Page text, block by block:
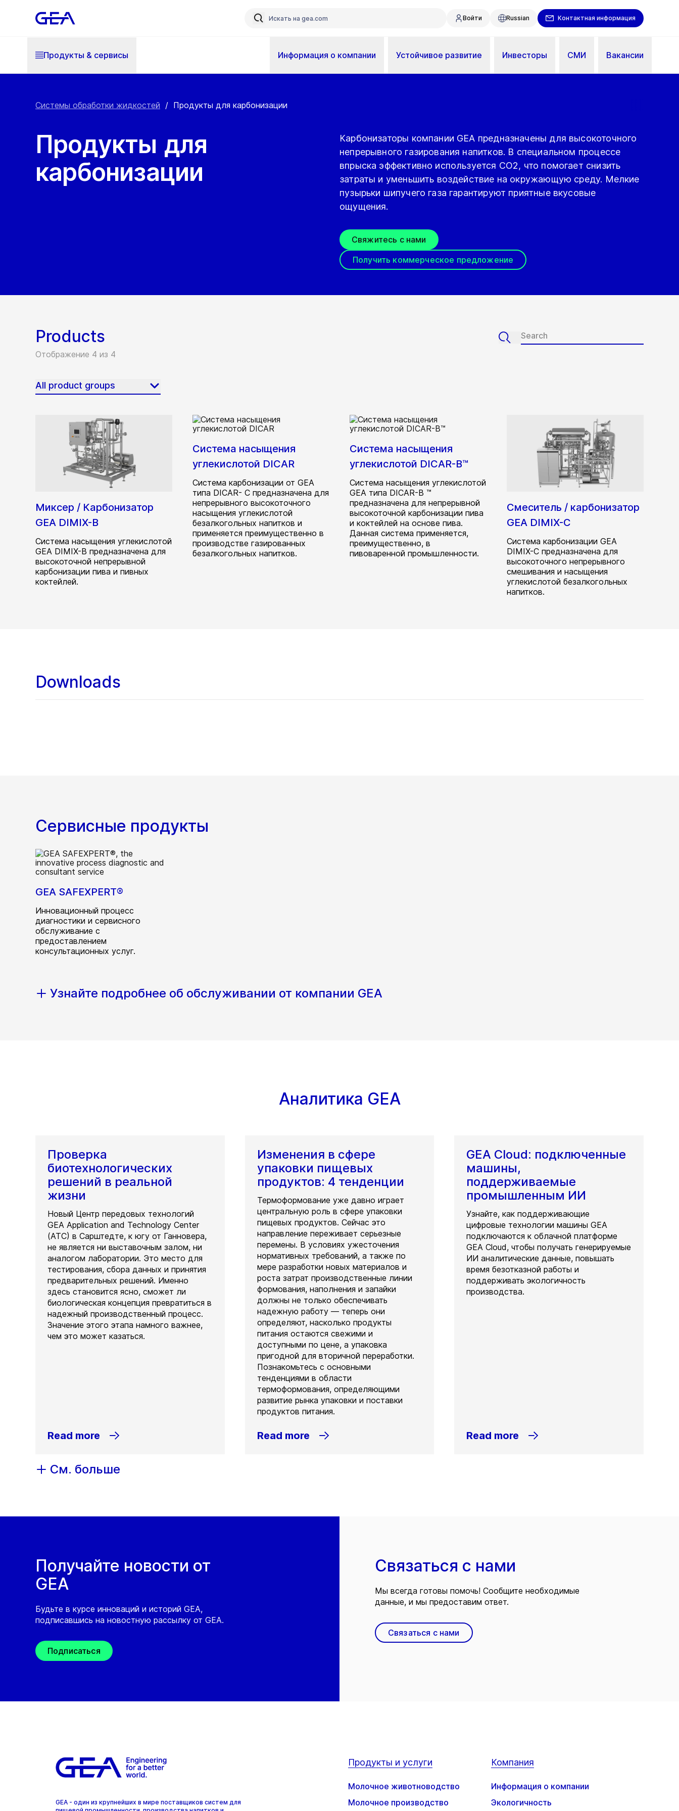
Войти Russian Контактная информация
Продукты & cервисы Информация о компании Устойчивое развитие Инвесторы СМИ Вакансии
Системы обработки жидкостей / Продукты для карбонизации
Продукты для
карбонизации
Карбонизаторы компании GEA предназначены для высокоточного
непрерывного газирования напитков. В специальном процессе
впрыска эффективно используется CO2, что помогает снизить
затраты и уменьшить воздействие на окружающую среду. Мелкие
пузырьки шипучего газа гарантируют приятные вкусовые
ощущения.
Свяжитесь с нами
Получить коммерческое предложение
Products
Отображение 4 из 4
All product groups
Миксер / Карбонизатор
GEA DIMIX-B
Система насыщения углекислотой
GEA DIMIX-B предназначена для
высокоточной непрерывной
карбонизации пива и пивных
коктейлей.
Система насыщения
углекислотой DICAR
Система карбонизации от GEA
типа DICAR- C предназначена для
непрерывного высокоточного
насыщения углекислотой
безалкогольных напитков и
применяется преимущественно в
производстве газированных
безалкогольных напитков.
Система насыщения
углекислотой DICAR-B™
Система насыщения углекислотой
GEA типа DICAR-B ™
предназначена для непрерывной
высокоточной карбонизации пива
и коктейлей на основе пива.
Данная система применяется,
преимущественно, в
пивоваренной промышленности.
Смеситель / карбонизатор
GEA DIMIX-C
Система карбонизации GEA
DIMIX-C предназначена для
высокоточного непрерывного
смешивания и насыщения
углекислотой безалкогольных
напитков.
Downloads
Сервисные продукты
GEA SAFEXPERT®
Инновационный процесс
диагностики и сервисного
обслуживание с
предоставлением
консультационных услуг.
Узнайте подробнее об обслуживании от компании GEA
Аналитика GEA
Проверка
биотехнологических
решений в реальной
жизни
Новый Центр передовых технологий
GEA Application and Technology Center
(ATC) в Сарштедте, к югу от Ганновера,
не является ни выставочным залом, ни
аналогом лаборатории. Это место для
тестирования, сбора данных и принятия
предварительных решений. Именно
здесь становится ясно, сможет ли
биологическая концепция превратиться в
надежный производственный процесс.
Значение этого этапа намного важнее,
чем это может казаться.
Read more
Изменения в сфере
упаковки пищевых
продуктов: 4 тенденции
Термоформование уже давно играет
центральную роль в сфере упаковки
пищевых продуктов. Сейчас это
направление переживает серьезные
перемены. В условиях ужесточения
нормативных требований, а также по
мере разработки новых материалов и
роста затрат производственные линии
формования, наполнения и запайки
должны не только обеспечивать
надежную работу — теперь они
определяют, насколько продукты
питания остаются свежими и
доступными по цене, а упаковка
пригодной для вторичной переработки.
Познакомьтесь с основными
тенденциями в области
термоформования, определяющими
развитие рынка упаковки и поставки
продуктов питания.
Read more
GEA Cloud: подключенные
машины,
поддерживаемые
промышленным ИИ
Узнайте, как поддерживающие
цифровые технологии машины GEA
подключаются к облачной платформе
GEA Cloud, чтобы получать генерируемые
ИИ аналитические данные, повышать
время безотказной работы и
поддерживать экологичность
производства.
Read more
См. больше
Получайте новости от
GEA
Будьте в курсе инноваций и историй GEA,
подписавшись на новостную рассылку от GEA.
Подписаться
Связаться с нами
Мы всегда готовы помочь! Сообщите необходимые
данные, и мы предоставим ответ.
Связаться с нами
GEA - один из крупнейших в мире поставщиков систем для
Продукты и услуги
Молочное животноводство
Молочное производство
Компания
Информация о компании
Экологичность